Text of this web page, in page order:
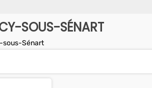
SOUS-SÉNART
sous-Sénart